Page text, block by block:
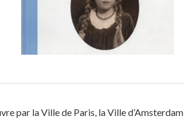
par la Ville de Paris, la Ville d’Amsterdam